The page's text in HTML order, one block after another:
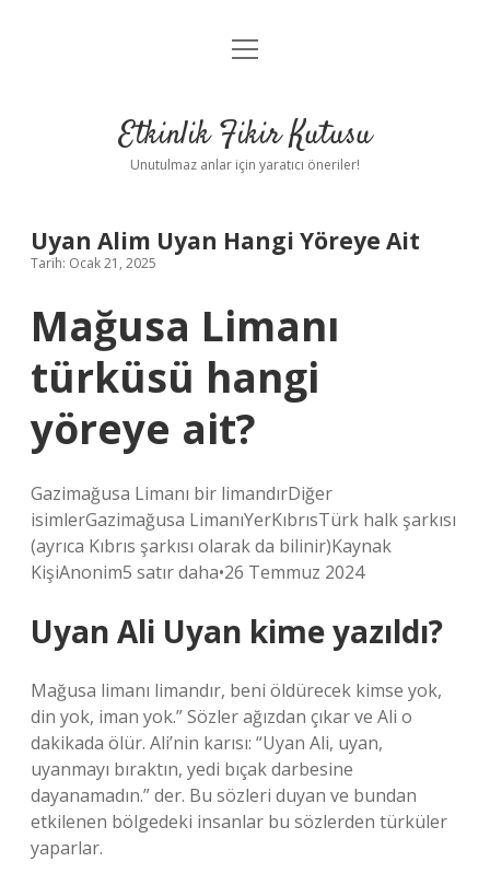
Anasayfa
Yasal Uyarı
menüyü
Etkinlik Fikir Kutusu
Unutulmaz anlar için yaratıcı öneriler!
Uyan Alim Uyan Hangi Yöreye Ait
Tarih: Ocak 21, 2025
Mağusa Limanı
türküsü hangi
yöreye ait?
Gazimağusa Limanı bir limandırDiğer
isimlerGazimağusa LimanıYerKıbrısTürk halk şarkısı
(ayrıca Kıbrıs şarkısı olarak da bilinir)Kaynak
KişiAnonim5 satır daha•26 Temmuz 2024
Uyan Ali Uyan kime yazıldı?
Mağusa limanı limandır, beni öldürecek kimse yok,
din yok, iman yok.” Sözler ağızdan çıkar ve Ali o
dakikada ölür. Ali’nin karısı: “Uyan Ali, uyan,
uyanmayı bıraktın, yedi bıçak darbesine
dayanamadın.” der. Bu sözleri duyan ve bundan
etkilenen bölgedeki insanlar bu sözlerden türküler
yaparlar.